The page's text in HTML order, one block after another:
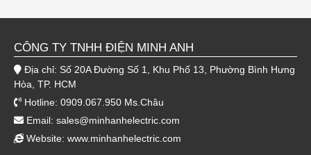
CÔNG TY TNHH ĐIỆN MINH ANH
Địa chỉ: Số 20A Đường Số 1, Khu Phố 13, Phường Bình Hưng
Hòa, TP. HCM
Hotline: 0909.067.950 Ms.Châu
Email: sales@minhanhelectric.com
Website: www.minhanhelectric.com